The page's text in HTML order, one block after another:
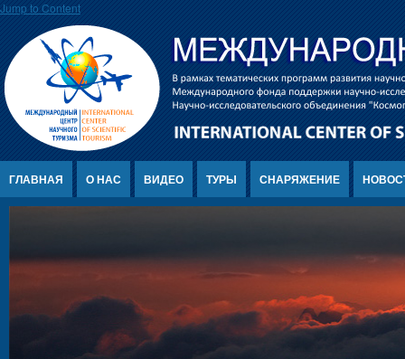
Jump to Content
ГЛАВНАЯ О НАС ВИДЕО ТУРЫ СНАРЯЖЕНИЕ